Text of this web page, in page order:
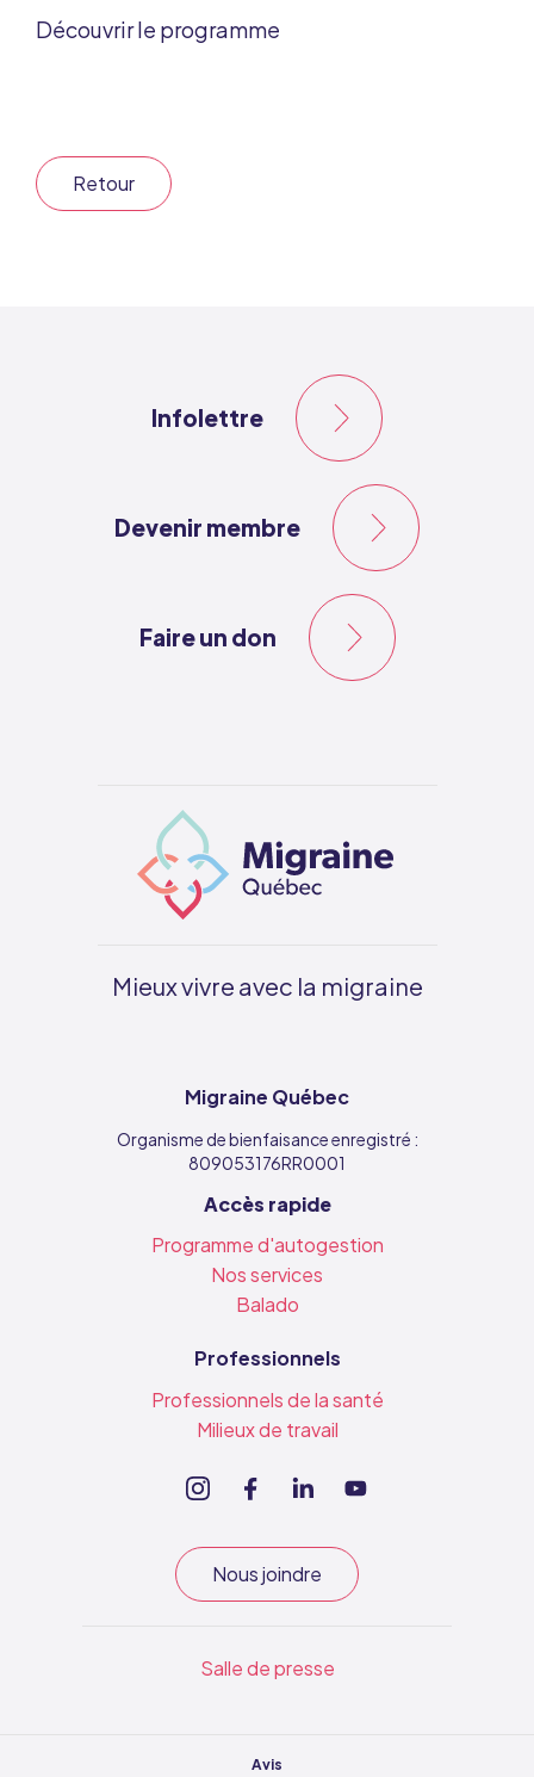
Découvrir le programme
Retour
Infolettre
Devenir membre
Faire un don
Mieux vivre avec la migraine
Migraine Québec
Organisme de bienfaisance enregistré :
809053176RR0001
Accès rapide
Programme d'autogestion
Nos services
Balado
Professionnels
Professionnels de la santé
Milieux de travail
Nous joindre
Salle de presse
Avis